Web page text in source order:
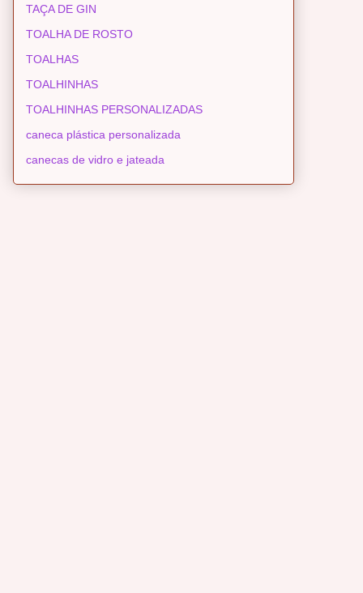
TAÇA DE GIN
TOALHA DE ROSTO
TOALHAS
TOALHINHAS
TOALHINHAS PERSONALIZADAS
caneca plástica personalizada
canecas de vidro e jateada